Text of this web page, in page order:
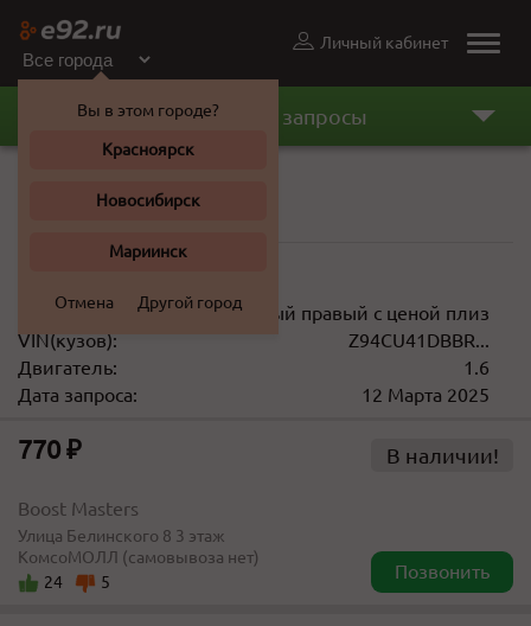
Toggle
Личный кабинет
Вы в этом городе?
Красноярск
Новосибирск
Мариинск
Отмена Другой город
Последние запросы
Подкрылок
Hyundai Solaris 2011 г.
Описание:
Левый правый с ценой плиз
VIN(кузов):
Z94CU41DBBR...
Двигатель:
1.6
Дата запроса:
12 Марта 2025
770 ₽ В наличии!
Boost Masters
​​Улица Белинского 8​ 3 этаж
КомсоМОЛЛ (самовывоза нет)
24
5 Позвонить